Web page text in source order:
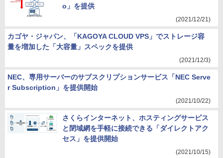
o」を提供
(2021/12/21)
カゴヤ・ジャパン、「KAGOYA CLOUD VPS」でストレージ容
量を増加した「大容量」スペックを提供
(2021/12/3)
NEC、専用サーバーのサブスクリプションサービス「NEC Serve
r Subscription」を提供開始
(2021/10/22)
さくらインターネット、ホスティングサービス
と閉域網を手軽に接続できる「ダイレクトアク
セス」を提供開始
(2021/10/15)